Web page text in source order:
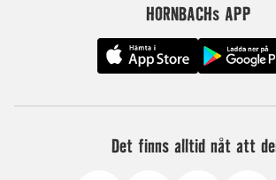
HORNBACHs APP
Det finns alltid nåt att